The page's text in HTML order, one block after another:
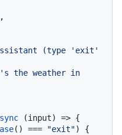
,
(type 'exit'
the weather in
(input) => {
() === "exit") {